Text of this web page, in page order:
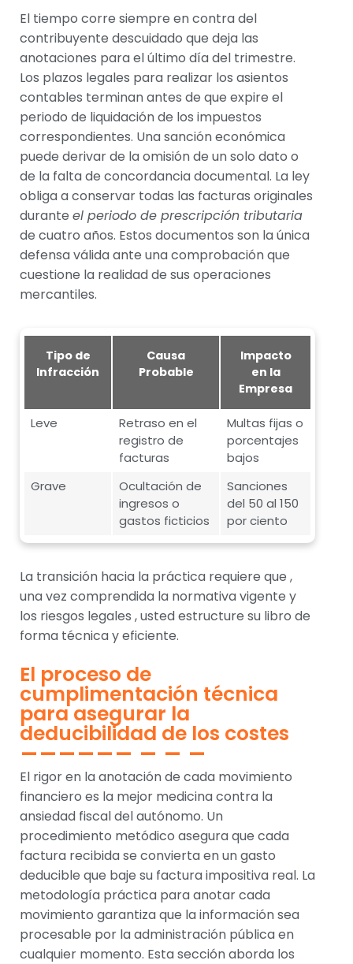
El tiempo corre siempre en contra del
contribuyente descuidado que deja las
anotaciones para el último día del trimestre.
Los plazos legales para realizar los asientos
contables terminan antes de que expire el
periodo de liquidación de los impuestos
correspondientes. Una sanción económica
puede derivar de la omisión de un solo dato o
de la falta de concordancia documental. La ley
obliga a conservar todas las facturas originales
durante el periodo de prescripción tributaria
de cuatro años. Estos documentos son la única
defensa válida ante una comprobación que
cuestione la realidad de sus operaciones
mercantiles.
Tipo de
Infracción
Causa
Probable
Impacto
en la
Empresa
Leve
Retraso en el
registro de
facturas
Multas fijas o
porcentajes
bajos
Grave
Ocultación de
ingresos o
gastos ficticios
Sanciones
del 50 al 150
por ciento
La transición hacia la práctica requiere que ,
una vez comprendida la normativa vigente y
los riesgos legales , usted estructure su libro de
forma técnica y eficiente.
El proceso de
cumplimentación técnica
para asegurar la
deducibilidad de los costes
El rigor en la anotación de cada movimiento
financiero es la mejor medicina contra la
ansiedad fiscal del autónomo. Un
procedimiento metódico asegura que cada
factura recibida se convierta en un gasto
deducible que baje su factura impositiva real. La
metodología práctica para anotar cada
movimiento garantiza que la información sea
procesable por la administración pública en
cualquier momento. Esta sección aborda los